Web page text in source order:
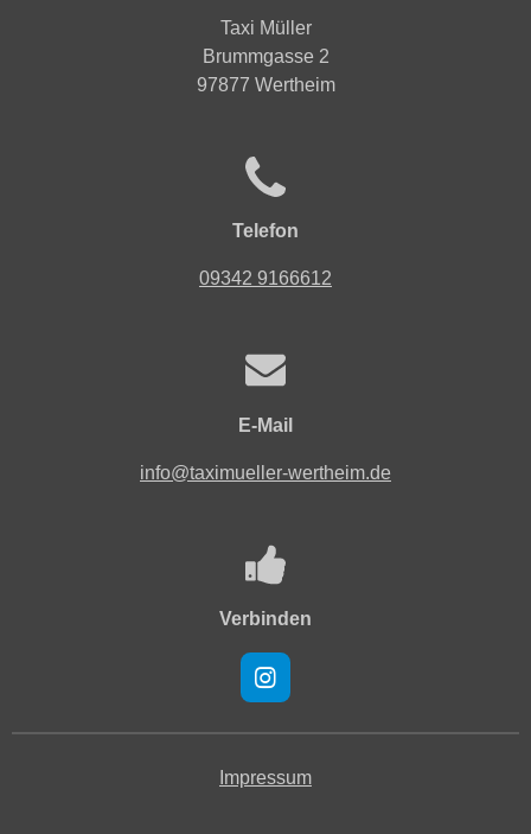
Taxi Müller
Brummgasse 2
97877 Wertheim
Telefon
09342 9166612
E-Mail
info@taximueller-wertheim.de
Verbinden
I
n
s
a
Impressum